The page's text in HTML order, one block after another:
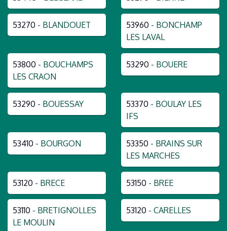
53270 - BLANDOUET 53960 - BONCHAMP
LES LAVAL
53800 - BOUCHAMPS
LES CRAON
53290 - BOUERE
53290 - BOUESSAY 53370 - BOULAY LES
IFS
53410 - BOURGON 53350 - BRAINS SUR
LES MARCHES
53120 - BRECE 53150 - BREE
53110 - BRETIGNOLLES
LE MOULIN
53120 - CARELLES